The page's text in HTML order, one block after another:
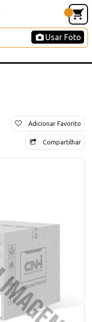
Usar Foto
Adicionar Favorito
Compartilhar